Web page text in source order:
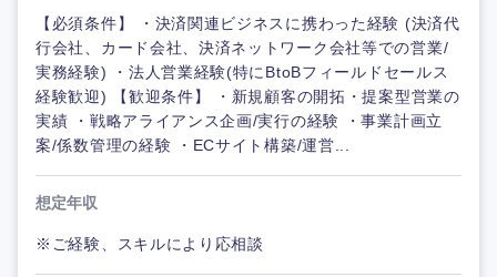
【必須条件】 ・決済関連ビジネスに携わった経験 (決済代
行会社、カード会社、決済ネットワーク会社等での営業/
実務経験) ・法人営業経験(特にBtoBフィールドセールス
経験歓迎) 【歓迎条件】 ・新規顧客の開拓・提案型営業の
実績 ・戦略アライアンス企画/実行の経験 ・事業計画立
案/係数管理の経験 ・ECサイト構築/運営...
想定年収
※ご経験、スキルにより応相談